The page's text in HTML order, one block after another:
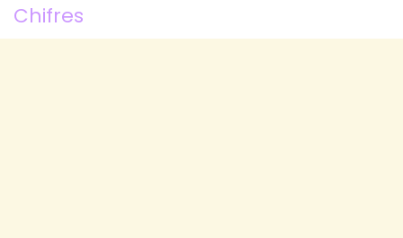
Chifres